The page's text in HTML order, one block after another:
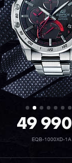
49 990
EQB-1000XD-1A